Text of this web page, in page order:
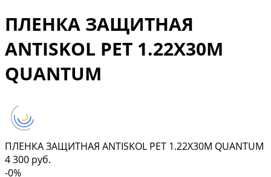
ПЛЕНКА ЗАЩИТНАЯ
ANTISKOL PET 1.22Х30М
QUANTUM
ПЛЕНКА ЗАЩИТНАЯ ANTISKOL PET 1.22Х30М QUANTUM
4 300 руб.
-0%